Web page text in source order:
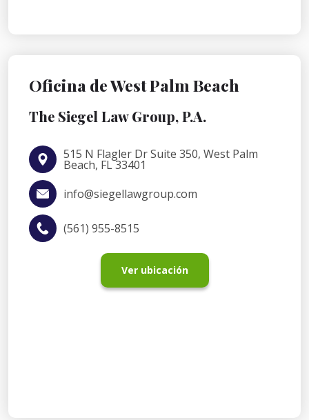
Oficina de West Palm Beach
The Siegel Law Group, P.A.
515 N Flagler Dr Suite 350, West Palm
Beach, FL 33401
info@siegellawgroup.com
(561) 955-8515
Ver ubicación